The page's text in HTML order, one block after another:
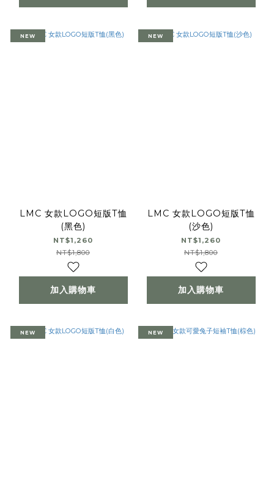
NEW
LMC 女款LOGO短版T恤
(黑色)
NT$1,260
NT$1,800
加入購物車
NEW
LMC 女款LOGO短版T恤
(沙色)
NT$1,260
NT$1,800
加入購物車
NEW NEW